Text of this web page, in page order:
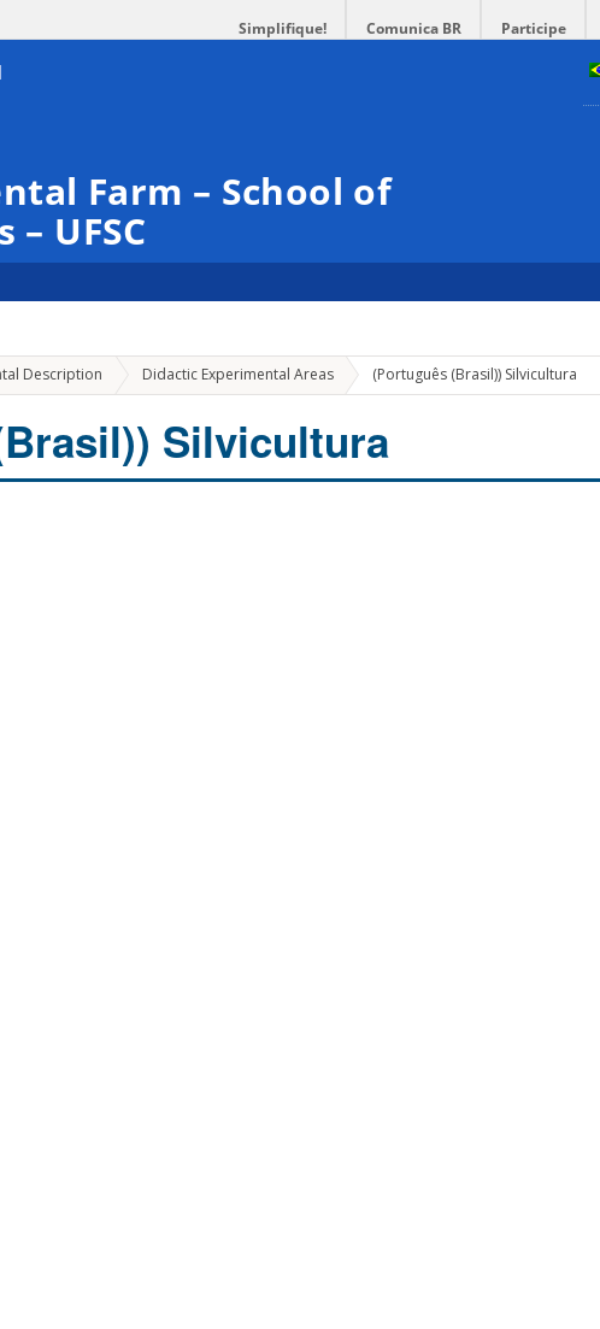
Simplifique! Comunica BR Participe
Farm – School of
UFSC
Description Didactic Experimental Areas (Português (Brasil)) Silvicultura
Silvicultura